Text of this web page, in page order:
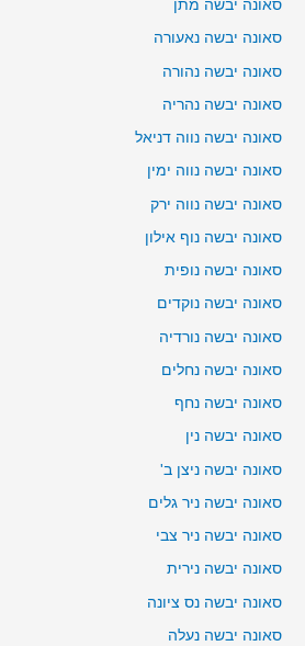
סאונה יבשה מתן
סאונה יבשה נאעורה
סאונה יבשה נהורה
סאונה יבשה נהריה
סאונה יבשה נווה דניאל
סאונה יבשה נווה ימין
סאונה יבשה נווה ירק
סאונה יבשה נוף אילון
סאונה יבשה נופית
סאונה יבשה נוקדים
סאונה יבשה נורדיה
סאונה יבשה נחלים
סאונה יבשה נחף
סאונה יבשה נין
סאונה יבשה ניצן ב'
סאונה יבשה ניר גלים
סאונה יבשה ניר צבי
סאונה יבשה נירית
סאונה יבשה נס ציונה
סאונה יבשה נעלה